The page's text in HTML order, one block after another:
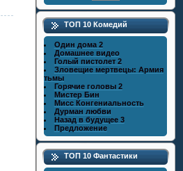
ТОП 10 Комедий
Один дома 2
Домашнее видео
Голый пистолет 2
Зловещие мертвецы: Армия
тьмы
Горячие головы 2
Мистер Бин
Мисс Конгениальность
Дурман любви
Назад в будущее 3
Предложение
ТОП 10 Фантастики